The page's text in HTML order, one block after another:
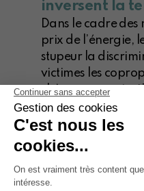
inversent la
Dans le cadre des
prix de l’énergie,
stupeur la
victimes les
chèque mazout, ni
n’était tout
Pause café